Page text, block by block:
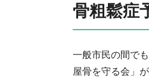
骨粗鬆症
一般市民の間で
屋骨を守る会」